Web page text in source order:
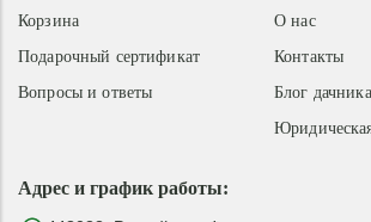
Адрес и график работы:
О нас
Контакты
Блог дачника
Корзина
Подарочный сертификат
Вопросы и ответы